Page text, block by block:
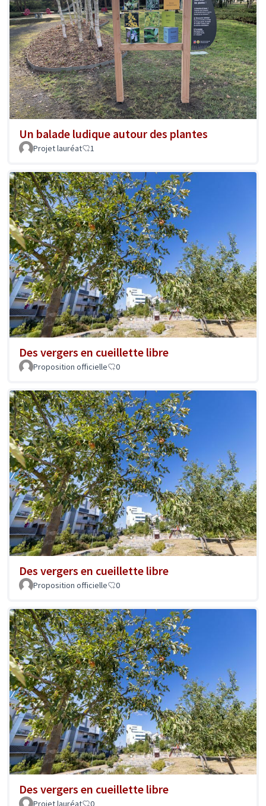
Un balade ludique autour des plantes
Projet lauréat 1
Des vergers en cueillette libre
Proposition officielle 0
Des vergers en cueillette libre
Proposition officielle 0
Des vergers en cueillette libre
Projet lauréat 0